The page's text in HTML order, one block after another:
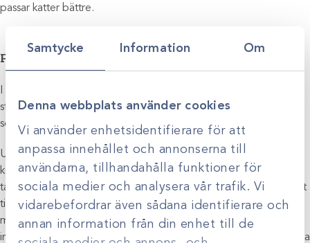
Samtycke Information Om
Denna webbplats använder cookies
Vi använder enhetsidentifierare för att
anpassa innehållet och annonserna till
användarna, tillhandahålla funktioner för
sociala medier och analysera vår trafik. Vi
vidarebefordrar även sådana identifierare och
annan information från din enhet till de
passar katter bättre.
Pågående och kommande utveckling
I februari 2026 påbörjar Oskar tillsammans med SLU en större
studie på hundar som genomgår dietfoderbehandling samtidigt
som de får C+Bite.
Under 2026 planeras även lansering av C+GutBite – ett nytt
koncept för att stödja hundar och katter med långvariga mag-
tarmbesvär. GutBite är framtagen för att öka protein AF (kopplat
till antiinflammatoriska effekter i tarmen) och kan bidra till att
minska onormal vätskesekretion i mag-tarmkanalen. Produkten
innehåller även betaglukan, som kan stödja immunförsvaret, bidra